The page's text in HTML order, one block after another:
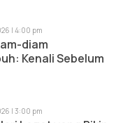
| 4:00 pm
diam
Kenali Sebelum
| 3:00 pm